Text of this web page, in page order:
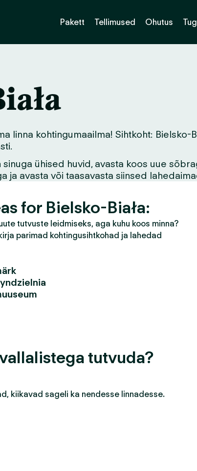
Pakett Tellimused Ohutus
linna kohtingumaailma! Sihtkoht:
ühised huvid, avasta koos uue
ja avasta või taasavasta siinsed
for Bielsko-Biała:
tutvuste leidmiseks, aga kuhu koos minna?
parimad kohtingusihtkohad ja lahedad
tutvuda?
kiikavad sageli ka nendesse linnadesse.